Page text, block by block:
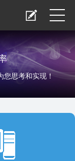
您思考和实现！